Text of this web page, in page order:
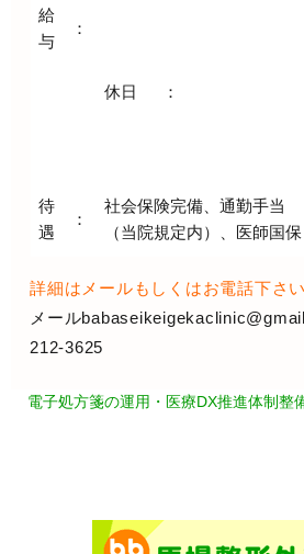
給
与
：
休日 ：
待
遇
：
社会保険完備、通勤手当
（当院規定内）、医師国保
詳細はメールもしくはお電話下さい
メール
212-3625
電子処方箋の運用・医療DX推進体制整